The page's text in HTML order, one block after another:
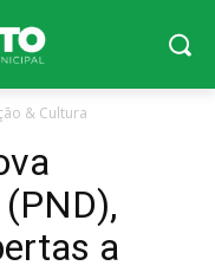
& Cultura
a